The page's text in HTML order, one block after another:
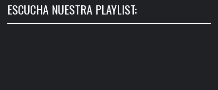
ESCUCHA NUESTRA PLAYLIST: